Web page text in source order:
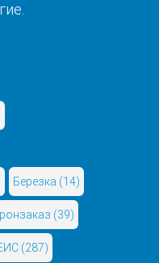
Березка (14)
(39)
(287)